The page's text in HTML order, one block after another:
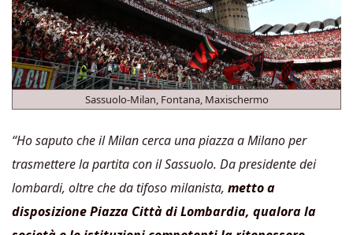
Sassuolo-Milan, Fontana, Maxischermo
“Ho saputo che il Milan cerca una piazza a Milano per
trasmettere la partita con il Sassuolo. Da presidente dei
lombardi, oltre che da tifoso milanista, metto a
disposizione Piazza Città di Lombardia, qualora la